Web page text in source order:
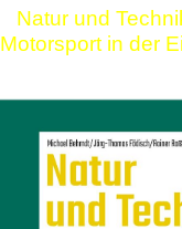
Natur und
Motorsport in der